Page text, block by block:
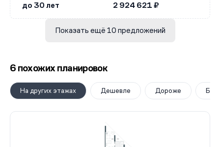
до 30 лет
2 924 621 ₽
Показать ещё 10 предложений
6 похожих планировок
На других этажах Дешевле Дороже